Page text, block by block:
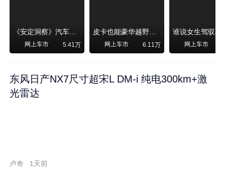
《安定洞察》汽车烧不烧油，和石油安全无关！
网上车市 5.41万
皮卡也能豪华越野！纵横F700上市，限时卖29.99万起
网上车市 6.11万 网上车市
东风日产NX7尺寸超宋L DM-i 纯电300km+激
光雷达
卢奇 1天前